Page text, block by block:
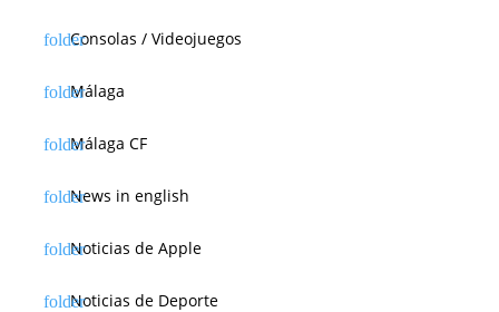
Consolas / Videojuegos
Málaga
Málaga CF
News in english
Noticias de Apple
Noticias de Deporte